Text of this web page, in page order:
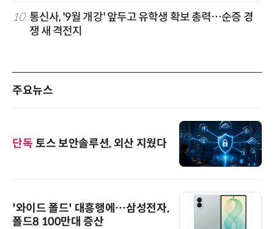
10 통신사, '9월 개강' 앞두고 유학생 확보 총력…순증 경
쟁 새 격전지
주요뉴스
단독 토스 보안솔루션, 외산 지웠다
'와이드 폴드' 대흥행에…삼성전자,
폴드8 100만대 증산